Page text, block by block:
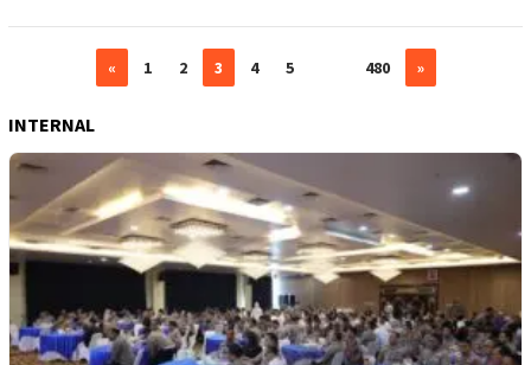
« 1 2 3 4 5 480 »
INTERNAL